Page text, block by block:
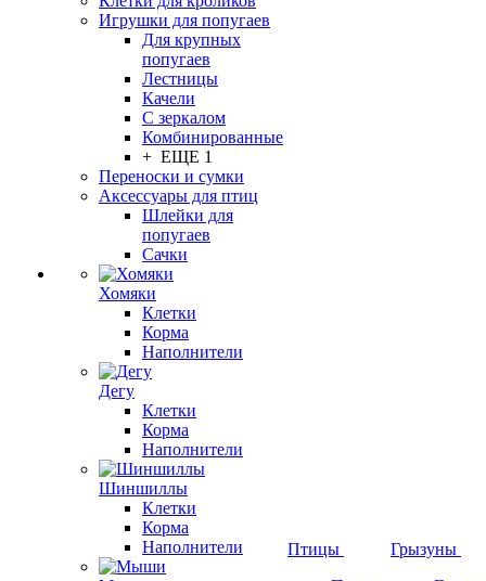
Игрушки для попугаев
Для крупных
попугаев
Лестницы
Качели
С зеркалом
Комбинированные
+ ЕЩЕ 1
Переноски и сумки
Аксессуары для птиц
Шлейки для
попугаев
Сачки
Хомяки
Клетки
Корма
Наполнители
Дегу
Клетки
Корма
Наполнители
Шиншиллы
Клетки
Корма
Наполнители
Птицы
Грызуны